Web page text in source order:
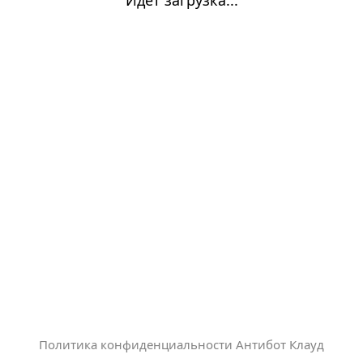
Политика конфиденциальности Антибот Клауд